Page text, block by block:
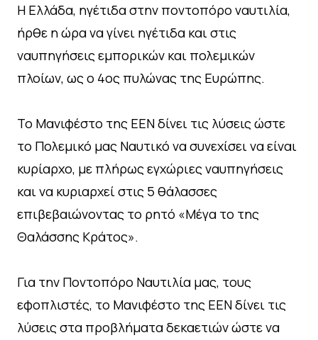
Η Ελλάδα, ηγέτιδα στην ποντοπόρο ναυτιλία,
ήρθε η ώρα να γίνει ηγέτιδα και στις
ναυπηγήσεις εμπορικών και πολεμικών
πλοίων, ως ο 4ος πυλώνας της Ευρώπης.
Το Μανιφέστο της ΕΕΝ δίνει τις λύσεις ώστε
το Πολεμικό μας Ναυτικό να συνεχίσει να είναι
κυρίαρχο, με πλήρως εγχώριες ναυπηγήσεις
και να κυριαρχεί στις 5 θάλασσες
επιβεβαιώνοντας το ρητό «Μέγα το της
Θαλάσσης Κράτος».
Για την Ποντοπόρο Ναυτιλία μας, τους
εφοπλιστές, το Μανιφέστο της ΕΕΝ δίνει τις
λύσεις στα προβλήματα δεκαετιών ώστε να